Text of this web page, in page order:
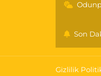
Son
Gizlilik